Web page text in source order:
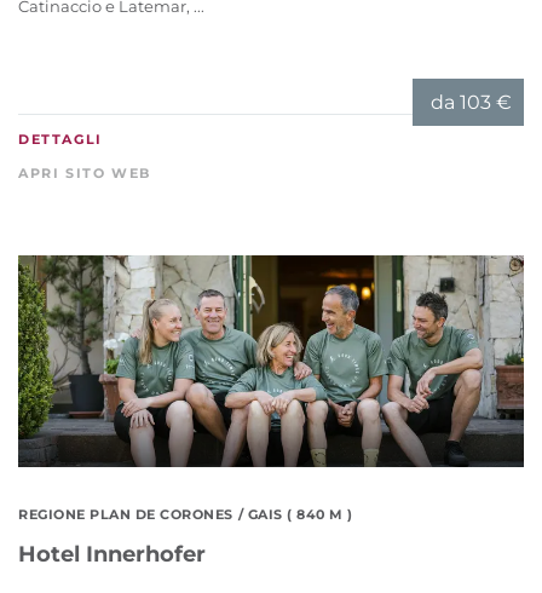
Catinaccio e Latemar, ...
da 103 €
DETTAGLI
APRI SITO WEB
REGIONE PLAN DE CORONES / GAIS ( 840 M )
Hotel Innerhofer